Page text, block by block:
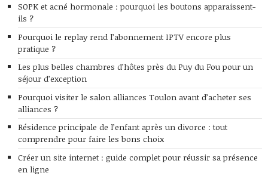
SOPK et acné hormonale : pourquoi les boutons apparaissent-
ils ?
Pourquoi le replay rend l’abonnement IPTV encore plus
pratique ?
Les plus belles chambres d’hôtes près du Puy du Fou pour un
séjour d’exception
Pourquoi visiter le salon alliances Toulon avant d’acheter ses
alliances ?
Résidence principale de l’enfant après un divorce : tout
comprendre pour faire les bons choix
Créer un site internet : guide complet pour réussir sa présence
en ligne